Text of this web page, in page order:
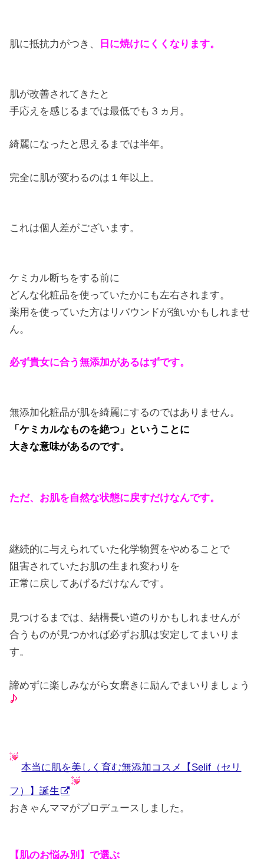
肌に抵抗力がつき、 日に焼けにくくなります。
肌が改善されてきたと
手応えを感じるまでは最低でも３ヵ月。
綺麗になったと思えるまでは半年。
完全に肌が変わるのは１年以上。
これは個人差がございます。
ケミカル断ちをする前に
どんな化粧品を使っていたかにも左右されます。
薬用を使っていた方はリバウンドが強いかもしれませ
ん。
必ず貴女に合う無添加があるはずです。
無添加化粧品が肌を綺麗にするのではありません。
「ケミカルなものを絶つ」ということに
大きな意味があるのです。
ただ、お肌を自然な状態に戻すだけなんです。
継続的に与えられていた化学物質をやめることで
阻害されていたお肌の生まれ変わりを
正常に戻してあげるだけなんです。
見つけるまでは、結構長い道のりかもしれませんが
合うものが見つかれば必ずお肌は安定してまいりま
す。
諦めずに楽しみながら女磨きに励んでまいりましょう
本当に肌を美しく育む無添加コスメ【Selif（セリ
フ）】誕生
おきゃんママがプロデュースしました。
【肌のお悩み別】で選ぶ